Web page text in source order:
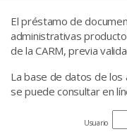
El préstamo de
administrativas
de la CARM, previa
La base de datos de los
se puede consultar en
Usuario